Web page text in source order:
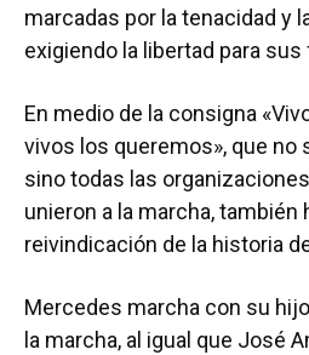
marcadas por la tenacidad y
exigiendo la libertad para
En medio de la consigna
vivos los queremos», que no
sino todas las
unieron a la marcha, también
reivindicación de la historia
Mercedes marcha con su
la marcha, al igual que José